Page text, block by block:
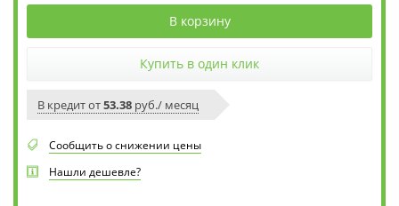
В корзину
Купить в один клик
В кредит от53.38 руб./ месяц
Сообщить о снижении цены
Нашли дешевле?